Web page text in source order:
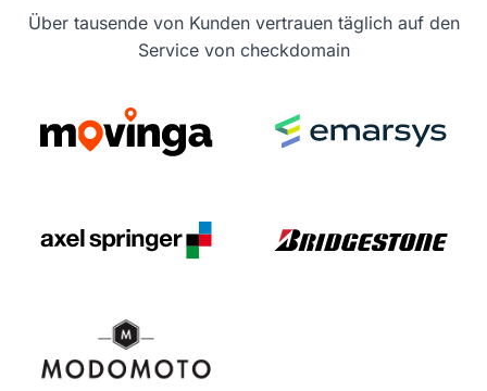
Über tausende von Kunden vertrauen täglich auf den
Service von checkdomain